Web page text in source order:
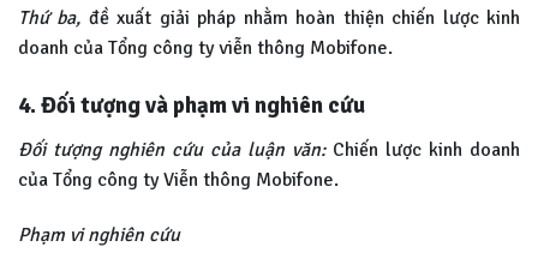
Thứ ba, đề xuất giải pháp nhằm hoàn thiện chiến lược kinh
doanh của Tổng công ty viễn thông Mobifone.
4. Đối tượng và phạm vi nghiên cứu
Đối tượng nghiên cứu của luận văn:Chiến lược kinh doanh
của Tổng công ty Viễn thông Mobifone.
Phạm vi nghiên cứu